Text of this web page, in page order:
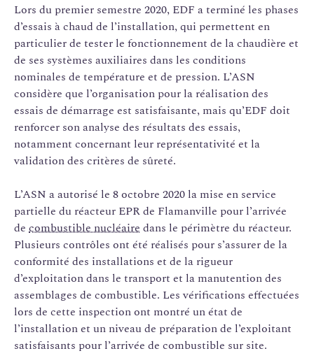
Lors du premier semestre 2020, EDF a terminé les phases
d’essais à chaud de l’installation, qui permettent en
particulier de tester le fonctionnement de la chaudière et
de ses systèmes auxiliaires dans les conditions
nominales de température et de pression. L’ASN
considère que l’organisation pour la réalisation des
essais de démarrage est satisfaisante, mais qu’EDF doit
renforcer son analyse des résultats des essais,
notamment concernant leur représentativité et la
validation des critères de sûreté.
L’ASN a autorisé le 8 octobre 2020 la mise en service
partielle du réacteur EPR de Flamanville pour l’arrivée
de combustible nucléaire dans le périmètre du réacteur.
Plusieurs contrôles ont été réalisés pour s’assurer de la
conformité des installations et de la rigueur
d’exploitation dans le transport et la manutention des
assemblages de combustible. Les vérifications effectuées
lors de cette inspection ont montré un état de
l’installation et un niveau de préparation de l’exploitant
satisfaisants pour l’arrivée de combustible sur site.